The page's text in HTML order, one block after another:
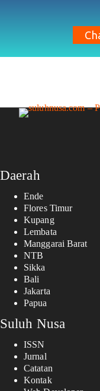
Daerah
Ende
Flores Timur
Kupang
Lembata
Manggarai Barat
NTB
Sikka
Bali
Jakarta
Papua
Suluh Nusa
ISSN
Jurnal
Catatan
Kontak